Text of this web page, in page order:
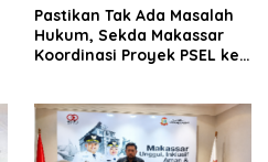
Pastikan Tak Ada Masalah
Hukum, Sekda Makassar
Koordinasi Proyek PSEL ke